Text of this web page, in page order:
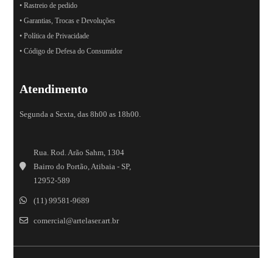
• Rastreio de pedido
• Garantias, Trocas e Devoluções
• Política de Privacidade
• Código de Defesa do Consumidor
Atendimento
Segunda a Sexta, das 8h00 as 18h00.
Rua. Rod. Arão Sahm, 1304
Bairro do Portão, Atibaia - SP,
12952-589
(11) 99581-9689
comercial@artelaser.art.br